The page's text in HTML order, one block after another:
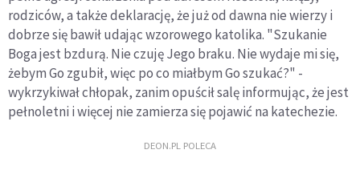
rodziców, a także deklarację, że już od dawna nie wierzy i
dobrze się bawił udając wzorowego katolika. "Szukanie
Boga jest bzdurą. Nie czuję Jego braku. Nie wydaje mi się,
żebym Go zgubił, więc po co miałbym Go szukać?" -
wykrzykiwał chłopak, zanim opuścił salę informując, że jest
pełnoletni i więcej nie zamierza się pojawić na katechezie.
DEON.PL POLECA